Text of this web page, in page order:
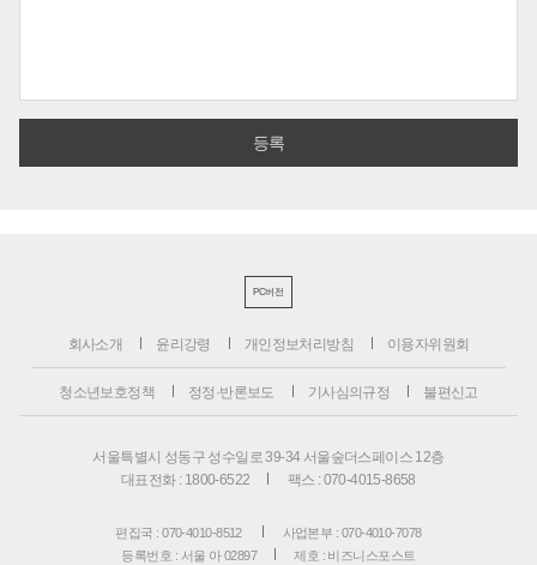
PC버전
회사소개 윤리강령 개인정보처리방침 이용자위원회
청소년보호정책 정정·반론보도 기사심의규정 불편신고
서울특별시 성동구 성수일로 39-34 서울숲더스페이스 12층
대표전화 : 1800-6522
팩스 : 070-4015-8658
편집국 : 070-4010-8512
사업본부 : 070-4010-7078
등록번호 : 서울 아 02897
제호 : 비즈니스포스트